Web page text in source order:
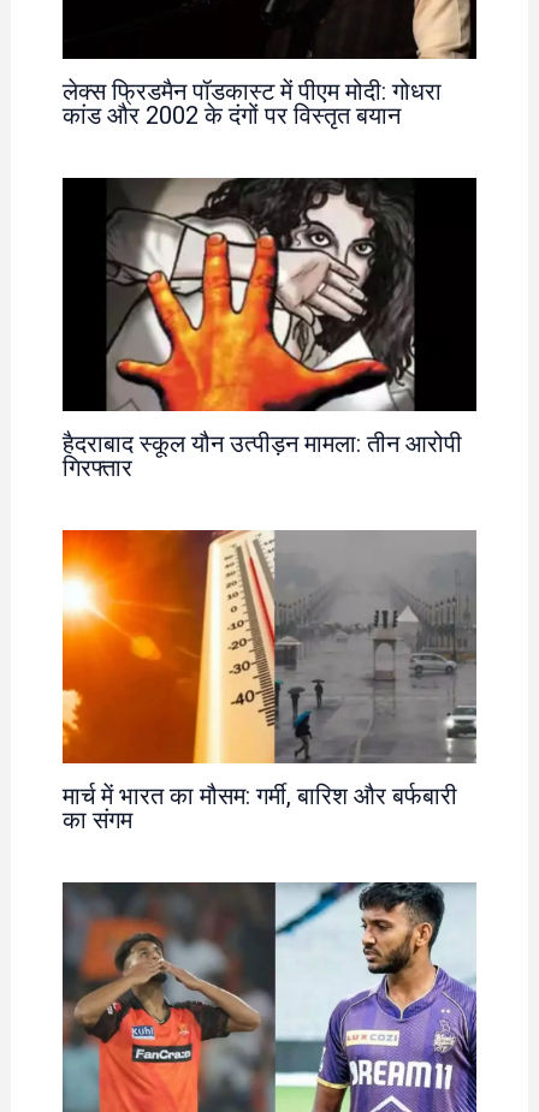
लेक्स फ्रिडमैन पॉडकास्ट में पीएम मोदी: गोधरा
कांड और 2002 के दंगों पर विस्तृत बयान
हैदराबाद स्कूल यौन उत्पीड़न मामला: तीन आरोपी
गिरफ्तार
मार्च में भारत का मौसम: गर्मी, बारिश और बर्फबारी
का संगम